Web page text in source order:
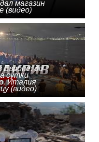
магазин
(видео)
Европе: до
сутки
Италия
(видео)